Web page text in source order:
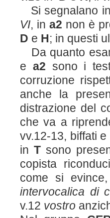
Si segnalano
VI, ina2 non è
D e H; in questi
Da quanto
e a2 sono i
corruzione
anche la
distrazione del
che va a
vv.12-13, biffati
in T sono
copista
come si
intervocalica di
v.12 vostro